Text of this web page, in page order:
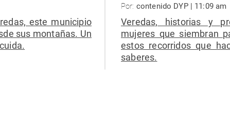
este municipio
sus montañas. Un
Por: contenido DYP | 11:09 am
Veredas, historias y
mujeres que siembran
estos recorridos que
saberes.